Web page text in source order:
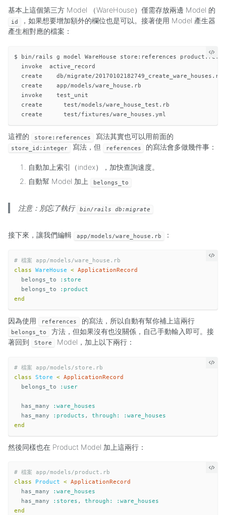
基本上這個第三方 Model （WareHouse）僅需存放兩邊 Model 的
id
，如果想要增加額外的欄位也是可以。接著使用 Model 產生器
產生相對應的檔案：
$ bin/rails g model WareHouse store:references
  invoke  active_record
  create    db/migrate/20170102182749_create_ware_houses.rb
  create    app/models/ware_house.rb
  invoke    test_unit
  create      test/models/ware_house_test.rb
這裡的 store:references 寫法其實也可以用前面的
store_id:integer 寫法，但 references 的寫法會多做幾件事：
自動加上索引（index），加快查詢速度。
自動幫 Model 加上
belongs_to
注意：別忘了執行 bin/rails db:migrate
接下來，讓我們編輯 app/models/ware_house.rb ：
# 檔案 app/models/ware_house.rb
class
WareHouse < ApplicationRecord
belongs_to
:store
belongs_to
:product
end
因為使用 references 的寫法，所以自動有幫你補上這兩行
belongs_to
方法，但如果沒有也沒關係，自己手動輸入即可。接
著回到
Store Model，加上以下兩行：
# 檔案 app/models/store.rb
class
Store < ApplicationRecord
belongs_to
:user
has_many
:ware_houses
has_many
:products ,
through: :ware_houses
end
然後同樣也在 Product Model 加上這兩行：
# 檔案 app/models/product.rb
class
Product < ApplicationRecord
has_many
:ware_houses
has_many
:stores ,
through: :ware_houses
end